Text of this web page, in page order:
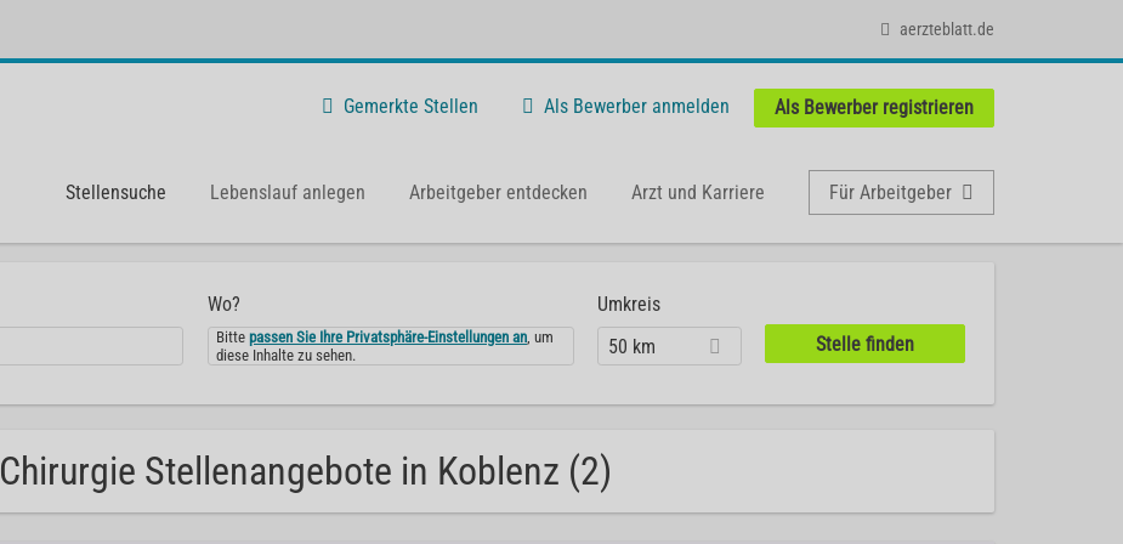
aerzteblatt.de
Gemerkte Stellen Als Bewerber anmelden Als Bewerber registrieren
Stellensuche Lebenslauf anlegen Arbeitgeber entdecken Arzt und Karriere Für Arbeitgeber
Wo?
Bittepassen Sie Ihre Privatsphäre-Einstellungen an, um
diese Inhalte zu sehen.
Umkreis
50 km
Chirurgie Stellenangebote in Koblenz (2)